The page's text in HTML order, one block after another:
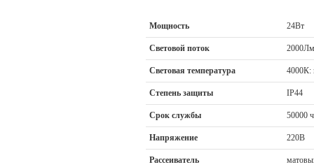
Мощность 24Вт
Световой поток 2000Лм
Световая температура 4000К:
Степень защиты IP44
Срок службы 50000 ч
Напряжение 220В
Рассеиватель